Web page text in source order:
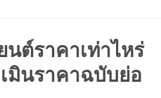
ต์ราคาเท่าไหร่
มินราคาฉบับย่อ